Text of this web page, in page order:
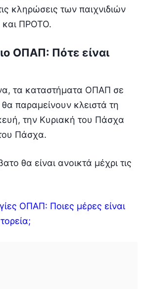
κληρώσεις των παιχνιδιών
ΠΡΟΤΟ.
ΟΠΑΠ: Πότε είναι
τα καταστήματα ΟΠΑΠ σε
παραμείνουν κλειστά τη
την Κυριακή του Πάσχα
Πάσχα.
θα είναι ανοικτά μέχρι τις
ΟΠΑΠ: Ποιες μέρες είναι